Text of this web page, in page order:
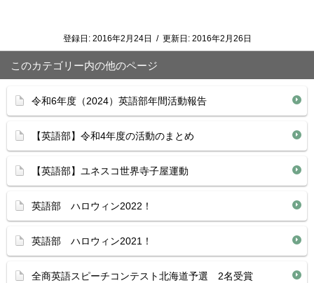
登録日: 2016年2月24日 / 更新日: 2016年2月26日
このカテゴリー内の他のページ
令和6年度（2024）英語部年間活動報告
【英語部】令和4年度の活動のまとめ
【英語部】ユネスコ世界寺子屋運動
英語部 ハロウィン2022！
英語部 ハロウィン2021！
全商英語スピーチコンテスト北海道予選 2名受賞